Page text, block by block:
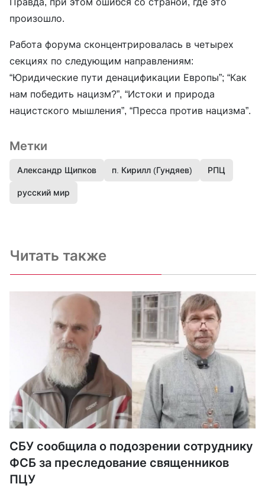
произошло.
Работа форума сконцентрировалась в четырех
секциях по следующим направлениям:
“Юридические пути денацификации Европы”; “Как
нам победить нацизм?”, “Истоки и природа
нацистского мышления”, “Пресса против нацизма”.
Метки
Александр Щипков п. Кирилл (Гундяев) РПЦ
русский мир
Читать также
СБУ сообщила о подозрении сотруднику
ФСБ за преследование священников
ПЦУ